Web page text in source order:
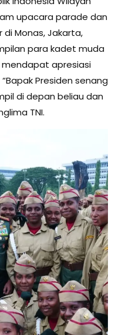
upacara parade dan
di Monas, Jakarta,
para kadet muda
apresiasi
Presiden senang
di depan beliau dan
TNI.